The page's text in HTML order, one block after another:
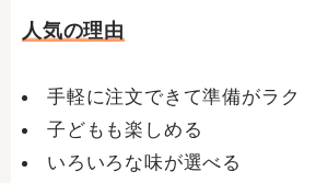
人気の理由
手軽に注文できて準備がラク
子どもも楽しめる
いろいろな味が選べる